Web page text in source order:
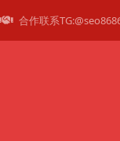
合作联系